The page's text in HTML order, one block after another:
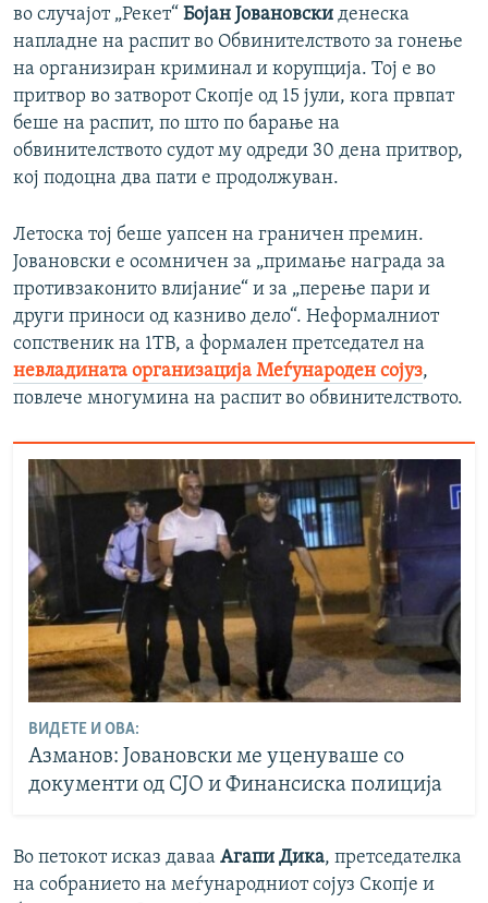
во случајот „Рекет“ Бојан Јовановски денеска
напладне на распит во Обвинителството за гонење
на организиран криминал и корупција. Тој е во
притвор во затворот Скопје од 15 јули, кога првпат
беше на распит, по што по барање на
обвинителството судот му одреди 30 дена притвор,
кој подоцна два пати е продолжуван.
Летоска тој беше уапсен на граничен премин.
Јовановски е осомничен за „примање награда за
противзаконито влијание“ и за „перење пари и
други приноси од казниво дело“. Неформалниот
сопственик на 1ТВ, а формален претседател на
невладината организација Меѓународен сојуз,
повлече многумина на распит во обвинителството.
ВИДЕТЕ И ОВА:
Азманов: Јовановски ме уценуваше со
документи од СЈО и Финансиска полиција
Во петокот исказ даваа Агапи Дика, претседателка
на собранието на меѓународниот сојуз Скопје и